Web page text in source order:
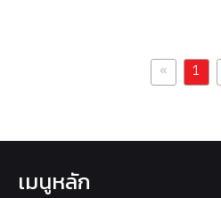
« 1
เมนูหลัก